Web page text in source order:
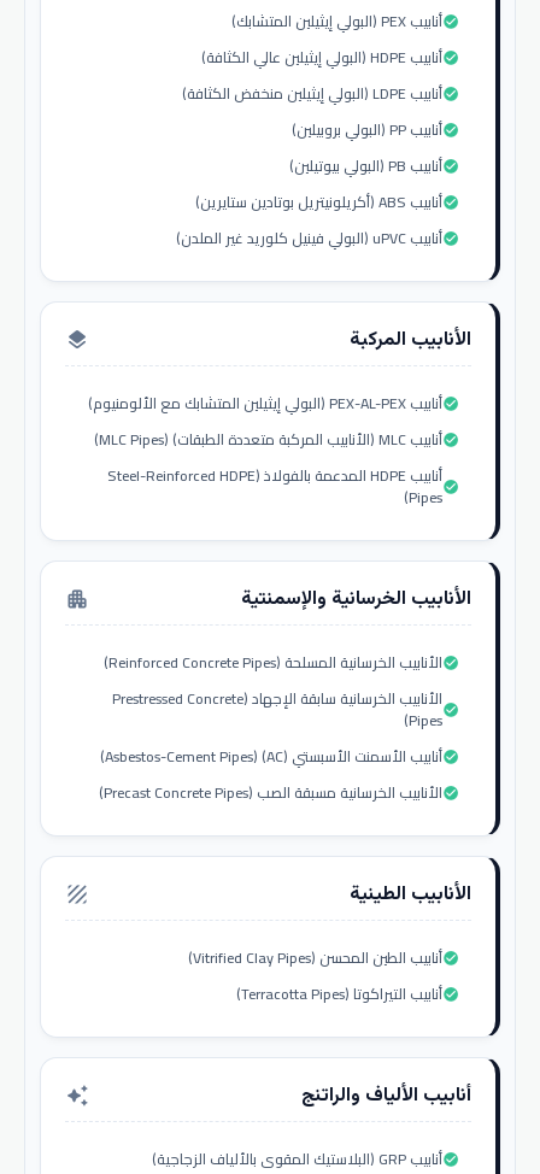
أنابيب PEX (البولي إيثيلين المتشابك)check_circle
أنابيب HDPE (البولي إيثيلين عالي الكثافة)check_circle
أنابيب LDPE (البولي إيثيلين منخفض الكثافة)check_circle
أنابيب PP (البولي بروبيلين)check_circle
أنابيب PB (البولي بيوتيلين)check_circle
أنابيب ABS (أكريلونيتريل بوتادين ستايرين)check_circle
أنابيب uPVC (البولي فينيل كلوريد غير الملدن)check_circle
الأنابيب المركبة layers
أنابيب PEX-AL-PEX (البولي إيثيلين المتشابك مع الألومنيوم)check_circle
أنابيب MLC (الأنابيب المركبة متعددة الطبقات) (MLC Pipes)check_circle
أنابيب HDPE المدعمة بالفولاذ (Steel-Reinforced HDPE
Pipes)check_circle
الأنابيب الخرسانية والإسمنتية apartment
الأنابيب الخرسانية المسلحة (Reinforced Concrete Pipes)check_circle
الأنابيب الخرسانية سابقة الإجهاد (Prestressed Concrete
Pipes)check_circle
أنابيب الأسمنت الأسبستي (AC) (Asbestos-Cement Pipes)check_circle
الأنابيب الخرسانية مسبقة الصب (Precast Concrete Pipes)check_circle
الأنابيب الطينية texture
أنابيب الطين المحسن (Vitrified Clay Pipes)check_circle
أنابيب التيراكوتا (Terracotta Pipes)check_circle
أنابيب الألياف والراتنج auto_awesome
أنابيب GRP (البلاستيك المقوى بالألياف الزجاجية)check_circle